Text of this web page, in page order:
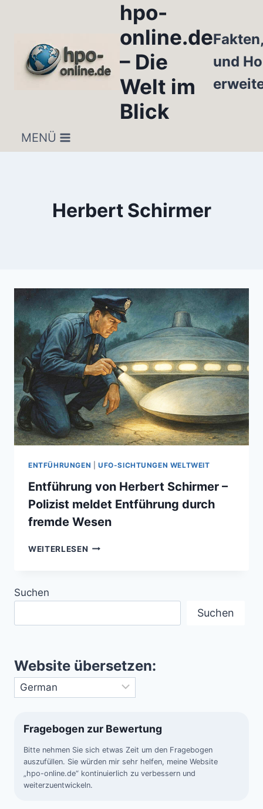
hpo-
online.de
– Die
Welt im
Blick
und
MENÜ
Herbert Schirmer
ENTFÜHRUNGEN UFO-SICHTUNGEN WELTWEIT
Entführung von Herbert Schirmer –
Polizist meldet Entführung durch
fremde Wesen
WEITERLESEN ENTFÜHRUNG
WESEN
Suchen
Suchen
Website übersetzen:
Fragebogen zur Bewertung
Bitte nehmen Sie sich etwas Zeit um den Fragebogen
auszufüllen. Sie würden mir sehr helfen, meine Website
„hpo-online.de“ kontinuierlich zu verbessern und
weiterzuentwickeln.